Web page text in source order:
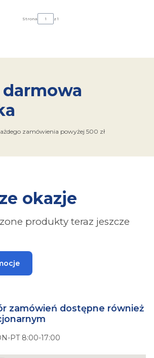
Strona z 1
zamówienia powyżej 500 zł
okazje
produkty teraz jeszcze
zamówień dostępne również
PT 8:00-17:00